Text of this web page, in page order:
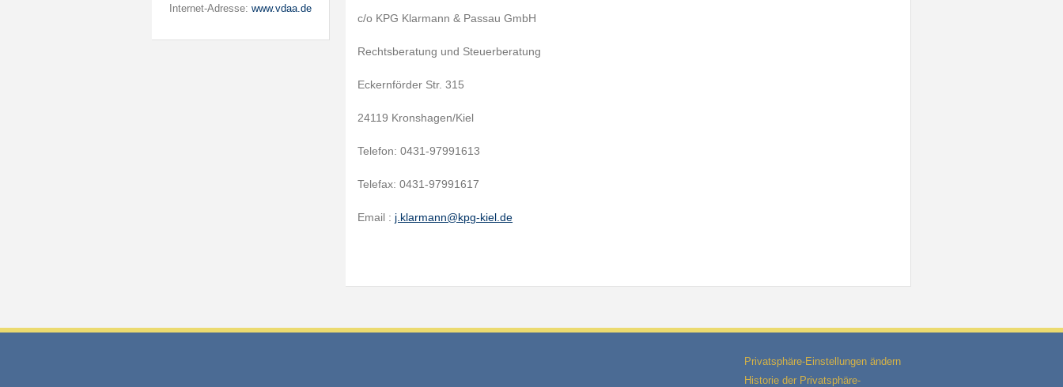
Internet-Adresse: www.vdaa.de
c/o KPG Klarmann & Passau GmbH
Rechtsberatung und Steuerberatung
Eckernförder Str. 315
24119 Kronshagen/Kiel
Telefon: 0431-97991613
Telefax: 0431-97991617
Email : j.klarmann@kpg-kiel.de
Privatsphäre-Einstellungen ändern
Historie der Privatsphäre-